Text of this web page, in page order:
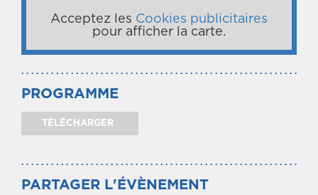
Acceptez les Cookies publicitaires
pour afficher la carte.
PROGRAMME
TÉLÉCHARGER
PARTAGER L'ÉVÈNEMENT